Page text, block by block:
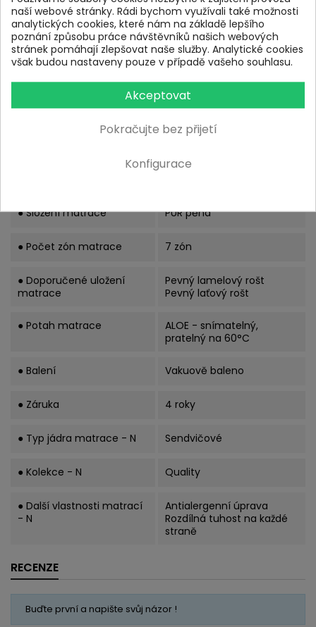
● Výška jádra matrace 18 cm
● Nosnost matrace 130 kg
H3,5
● Složení matrace PUR pěna
● Počet zón matrace 7 zón
● Doporučené uložení
matrace
Pevný lamelový rošt
Pevný laťový rošt
● Potah matrace
ALOE - snímatelný,
pratelný na 60°C
● Balení Vakuově baleno
● Záruka 4 roky
● Typ jádra matrace - N Sendvičové
● Kolekce - N Quality
● Další vlastnosti matrací
- N
Antialergenní úprava
Rozdílná tuhost na každé
straně
RECENZE
Buďte první a napište svůj názor !
naší webové stránky. Rádi bychom využívali také možnosti
analytických cookies, které nám na základě lepšího
poznání způsobu práce návštěvníků našich webových
stránek pomáhají zlepšovat naše služby. Analytické cookies
však budou nastaveny pouze v případě vašeho souhlasu.
Akceptovat
Pokračujte bez přijetí
Konfigurace